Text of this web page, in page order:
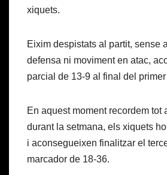
xiquets.
Eixim despistats al partit, sense
defensa ni moviment en atac,
parcial de 13-9 al final del primer
En aquest moment recordem tot
durant la setmana, els xiquets
i aconsegueixen finalitzar el
marcador de 18-36.